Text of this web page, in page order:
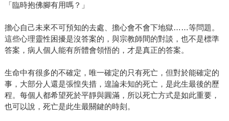
「臨時抱佛腳有用嗎？」
擔心自己未來不可預知的去處、擔心會不會下地獄……等問題。
這些心理靈性困擾是沒答案的，與宗教師間的對談，也不是標準
答案，病人個人能有所體會領悟的，才是真正的答案。
生命中有很多的不確定，唯一確定的只有死亡，但對於能確定的
事，大部分人還是張惶失措，遑論未知的死亡，是此生最後的歷
程。每個人都希望死於平靜與圓滿，所以死亡方式是如此重要，
也可以說，死亡是此生最關鍵的時刻。